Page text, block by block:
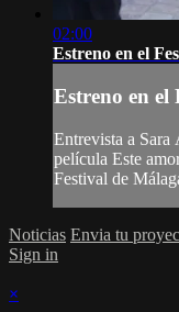
02:00
Estreno en el
Estreno en el
Entrevista a Sara
película Este
Festival de
Noticias Envia tu
Sign in
×